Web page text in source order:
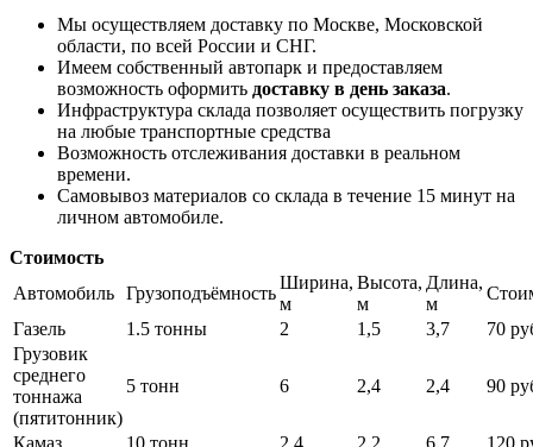
Мы осуществляем доставку по Москве, Московской
области, по всей России и СНГ.
Имеем собственный автопарк и предоставляем
возможность оформить доставку в день заказа.
Инфраструктура склада позволяет осуществить погрузку
на любые транспортные средства
Возможность отслеживания доставки в реальном
времени.
Самовывоз материалов со склада в течение 15 минут на
личном автомобиле.
Стоимость
Автомобиль Грузоподъёмность
Ширина,
м
Высота,
м
Длина,
м
Газель
1.5 тонны 2 1,5 3,7
70
Грузовик
среднего
тоннажа
(пятитонник)
5 тонн 6 2,4 2,4 90
Камаз 10 тонн 2,4 2,2 6,7 120